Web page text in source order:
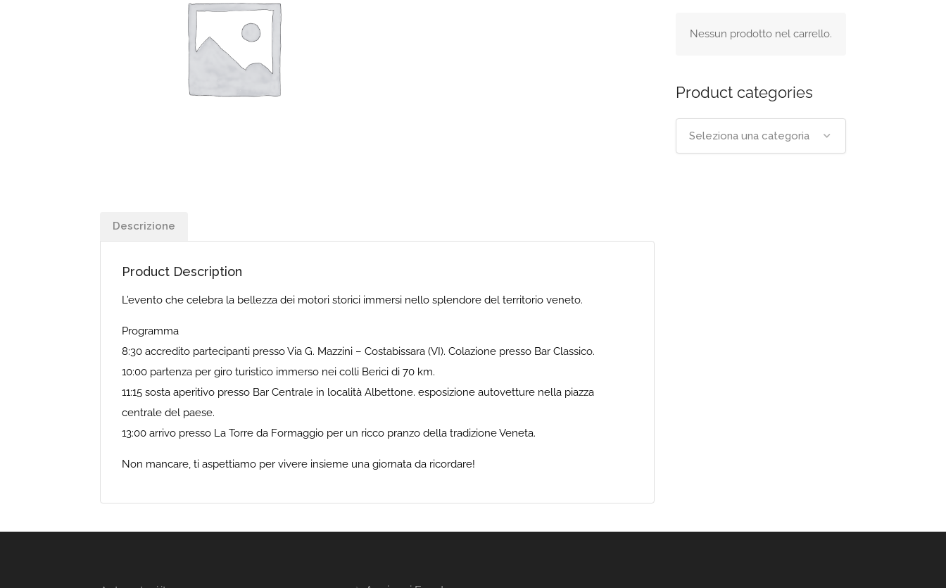
Descrizione
Product Description
L’evento che celebra la bellezza dei motori storici immersi nello splendore del territorio veneto.
Programma
8:30 accredito partecipanti presso Via G. Mazzini – Costabissara (VI). Colazione presso Bar Classico.
10:00 partenza per giro turistico immerso nei colli Berici di 70 km.
11:15 sosta aperitivo presso Bar Centrale in località Albettone. esposizione autovetture nella piazza
centrale del paese.
13:00 arrivo presso La Torre da Formaggio per un ricco pranzo della tradizione Veneta.
Non mancare, ti aspettiamo per vivere insieme una giornata da ricordare!
Nessun prodotto nel carrello.
Product categories
Seleziona una categoria